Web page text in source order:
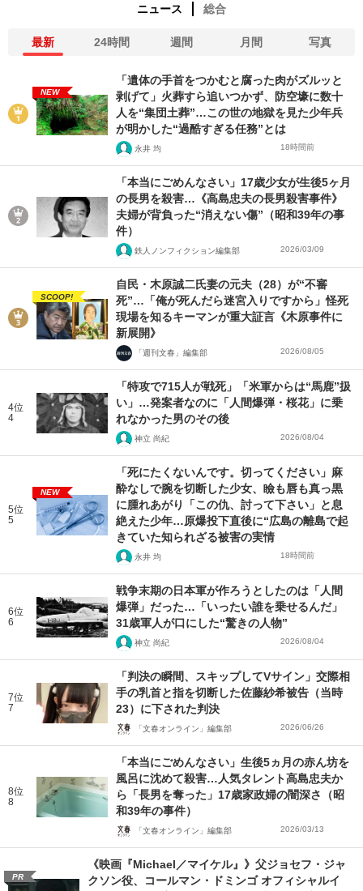
ニュース 総合
最新 24時間 週間 月間 写真
NEW
「遺体の手首をつかむと腐った肉がズルッと
剥げて」火葬すら追いつかず、防空壕に数十
人を“集団土葬”…この世の地獄を見た少年兵
が明かした“過酷すぎる任務”とは
永井 均 18時間前
「本当にごめんなさい」17歳少女が生後5ヶ月
の長男を殺害…《高島忠夫の長男殺害事件》
夫婦が背負った“消えない傷”（昭和39年の事
件）
鉄人ノンフィクション編集部 2026/03/09
SCOOP!
自民・木原誠二氏妻の元夫（28）が“不審
死”…「俺が死んだら迷宮入りですから」怪死
現場を知るキーマンが重大証言《木原事件に
新展開》
「週刊文春」編集部 2026/08/05
4位
4
「特攻で715人が戦死」「米軍からは“馬鹿”扱
い」…発案者なのに「人間爆弾・桜花」に乗
れなかった男のその後
神立 尚紀 2026/08/04
5位
5
NEW
「死にたくないんです。切ってください」麻
酔なしで腕を切断した少女、瞼も唇も真っ黒
に腫れあがり「この仇、討って下さい」と息
絶えた少年…原爆投下直後に“広島の離島で起
きていた知られざる被害の実情
永井 均 18時間前
6位
6
戦争末期の日本軍が作ろうとしたのは「人間
爆弾」だった…「いったい誰を乗せるんだ」
31歳軍人が口にした“驚きの人物”
神立 尚紀 2026/08/04
7位
7
「判決の瞬間、スキップしてVサイン」交際相
手の乳首と指を切断した佐藤紗希被告（当時
23）に下された判決
「文春オンライン」編集部 2026/06/26
8位
8
「本当にごめんなさい」生後5ヵ月の赤ん坊を
風呂に沈めて殺害…人気タレント高島忠夫か
ら「長男を奪った」17歳家政婦の闇深さ（昭
和39年の事件）
「文春オンライン」編集部 2026/03/13
PR
《映画『Michael／マイケル』》父ジョセフ・ジャ
クソン役、コールマン・ドミンゴ オフィシャルイ